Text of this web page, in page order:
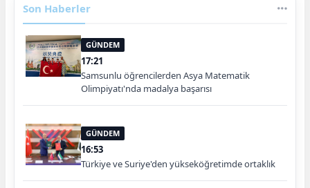
Son Haberler
GÜNDEM
17:21
Samsunlu öğrencilerden Asya Matematik
Olimpiyatı'nda madalya başarısı
GÜNDEM
16:53
Türkiye ve Suriye'den yükseköğretimde ortaklık